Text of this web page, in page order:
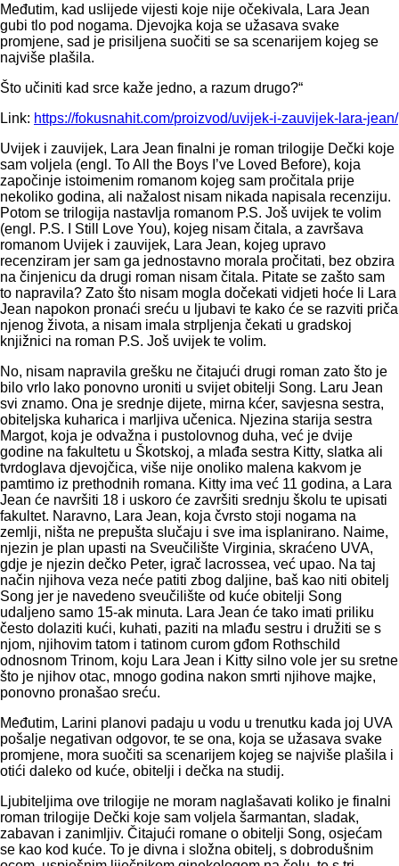
Međutim, kad uslijede vijesti koje nije očekivala, Lara Jean
gubi tlo pod nogama. Djevojka koja se užasava svake
promjene, sad je prisiljena suočiti se sa scenarijem kojeg se
najviše plašila.
Što učiniti kad srce kaže jedno, a razum drugo?“
Link: https://fokusnahit.com/proizvod/uvijek-i-zauvijek-lara-jean/
Uvijek i zauvijek, Lara Jean finalni je roman trilogije Dečki koje
sam voljela (engl. To All the Boys I’ve Loved Before), koja
započinje istoimenim romanom kojeg sam pročitala prije
nekoliko godina, ali nažalost nisam nikada napisala recenziju.
Potom se trilogija nastavlja romanom P.S. Još uvijek te volim
(engl. P.S. I Still Love You), kojeg nisam čitala, a završava
romanom Uvijek i zauvijek, Lara Jean, kojeg upravo
recenziram jer sam ga jednostavno morala pročitati, bez obzira
na činjenicu da drugi roman nisam čitala. Pitate se zašto sam
to napravila? Zato što nisam mogla dočekati vidjeti hoće li Lara
Jean napokon pronaći sreću u ljubavi te kako će se razviti priča
njenog života, a nisam imala strpljenja čekati u gradskoj
knjižnici na roman P.S. Još uvijek te volim.
No, nisam napravila grešku ne čitajući drugi roman zato što je
bilo vrlo lako ponovno uroniti u svijet obitelji Song. Laru Jean
svi znamo. Ona je srednje dijete, mirna kćer, savjesna sestra,
obiteljska kuharica i marljiva učenica. Njezina starija sestra
Margot, koja je odvažna i pustolovnog duha, već je dvije
godine na fakultetu u Škotskoj, a mlađa sestra Kitty, slatka ali
tvrdoglava djevojčica, više nije onoliko malena kakvom je
pamtimo iz prethodnih romana. Kitty ima već 11 godina, a Lara
Jean će navršiti 18 i uskoro će završiti srednju školu te upisati
fakultet. Naravno, Lara Jean, koja čvrsto stoji nogama na
zemlji, ništa ne prepušta slučaju i sve ima isplanirano. Naime,
njezin je plan upasti na Sveučilište Virginia, skraćeno UVA,
gdje je njezin dečko Peter, igrač lacrossea, već upao. Na taj
način njihova veza neće patiti zbog daljine, baš kao niti obitelj
Song jer je navedeno sveučilište od kuće obitelji Song
udaljeno samo 15-ak minuta. Lara Jean će tako imati priliku
često dolaziti kući, kuhati, paziti na mlađu sestru i družiti se s
njom, njihovim tatom i tatinom curom gđom Rothschild
odnosnom Trinom, koju Lara Jean i Kitty silno vole jer su sretne
što je njihov otac, mnogo godina nakon smrti njihove majke,
ponovno pronašao sreću.
Međutim, Larini planovi padaju u vodu u trenutku kada joj UVA
pošalje negativan odgovor, te se ona, koja se užasava svake
promjene, mora suočiti sa scenarijem kojeg se najviše plašila i
otići daleko od kuće, obitelji i dečka na studij.
Ljubiteljima ove trilogije ne moram naglašavati koliko je finalni
roman trilogije Dečki koje sam voljela šarmantan, sladak,
zabavan i zanimljiv. Čitajući romane o obitelji Song, osjećam
se kao kod kuće. To je divna i složna obitelj, s dobrodušnim